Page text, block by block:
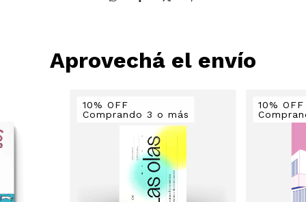
Aprovechá el envío
10% OFF
Comprando 3 o más
10% OFF